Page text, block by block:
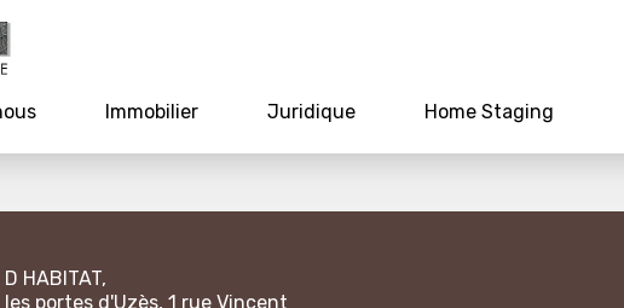
Immobilier Juridique Home Staging
D HABITAT,
les portes d'Uzès, 1 rue Vincent